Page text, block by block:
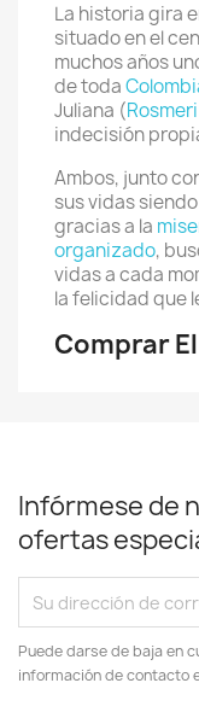
La historia gira
situado en el
muchos años
de toda
Juliana (
indecisión
Ambos, junto
sus vidas
gracias a la
organizado,
vidas a cada
la felicidad que
Comprar El
Infórmese de
ofertas
Puede darse de baja en
información de contacto